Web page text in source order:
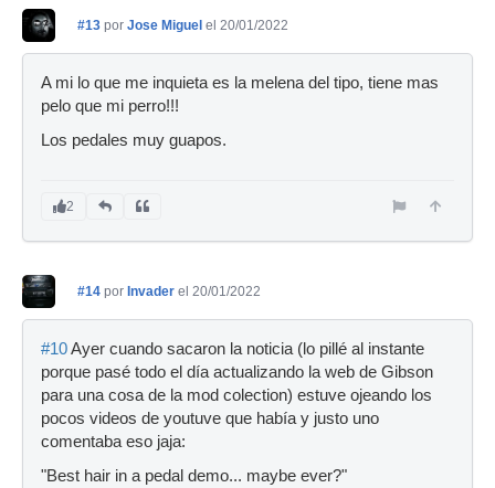
#13 por Jose Miguel el 20/01/2022
A mi lo que me inquieta es la melena del tipo, tiene mas
pelo que mi perro!!!
Los pedales muy guapos.
2
#14 por Invader el 20/01/2022
#10Ayer cuando sacaron la noticia (lo pillé al instante
porque pasé todo el día actualizando la web de Gibson
para una cosa de la mod colection) estuve ojeando los
pocos videos de youtuve que había y justo uno
comentaba eso jaja:
"Best hair in a pedal demo... maybe ever?"